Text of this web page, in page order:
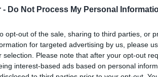
- Do Not Process My Personal
opt-out of the sale, sharing to third parties, or
for targeted advertising by us, please
selection. Please note that after your opt-out
interest-based ads based on personal
ήπατος αποτελεί νόσο των
καρκίνος του ήπατος είναι η 3η
καρκίνο παγκοσμίως και ο 6ος πιο
σύμφωνα με τον Π.Ο.Υ..